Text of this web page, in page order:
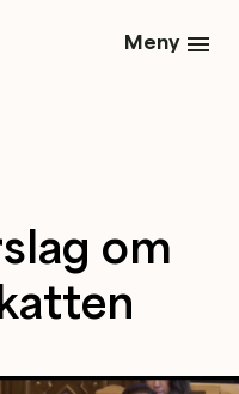
Meny
om